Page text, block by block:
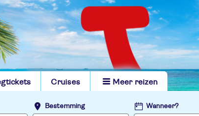
Cruises Meer reizen
Bestemming Wanneer?